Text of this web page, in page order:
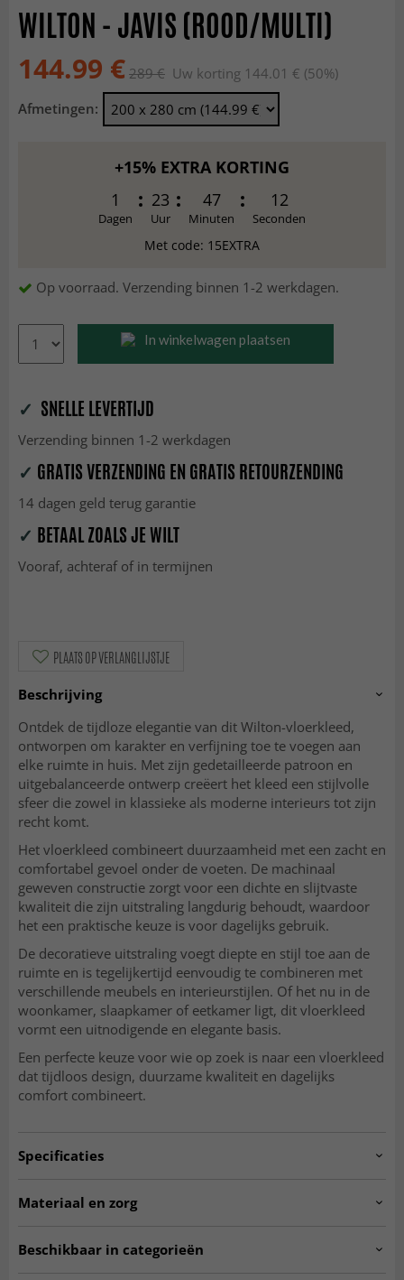
WILTON - JAVIS (ROOD/MULTI)
144.99 € 289 € Uw korting 144.01 € (50%)
Afmetingen:
+15% EXTRA KORTING
1
Dagen
23
Uur
47
Minuten
11
Seconden
Met code: 15EXTRA
Op voorraad. Verzending binnen 1-2 werkdagen.
In winkelwagen plaatsen
✓ SNELLE LEVERTIJD
Verzending binnen 1-2 werkdagen
✓ GRATIS VERZENDING EN GRATIS RETOURZENDING
14 dagen geld terug garantie
✓ BETAAL ZOALS JE WILT
Vooraf, achteraf of in termijnen
PLAATS OP VERLANGLIJSTJE
Beschrijving
Ontdek de tijdloze elegantie van dit Wilton-vloerkleed,
ontworpen om karakter en verfijning toe te voegen aan
elke ruimte in huis. Met zijn gedetailleerde patroon en
uitgebalanceerde ontwerp creëert het kleed een stijlvolle
sfeer die zowel in klassieke als moderne interieurs tot zijn
recht komt.
Het vloerkleed combineert duurzaamheid met een zacht en
comfortabel gevoel onder de voeten. De machinaal
geweven constructie zorgt voor een dichte en slijtvaste
kwaliteit die zijn uitstraling langdurig behoudt, waardoor
het een praktische keuze is voor dagelijks gebruik.
De decoratieve uitstraling voegt diepte en stijl toe aan de
ruimte en is tegelijkertijd eenvoudig te combineren met
verschillende meubels en interieurstijlen. Of het nu in de
woonkamer, slaapkamer of eetkamer ligt, dit vloerkleed
vormt een uitnodigende en elegante basis.
Een perfecte keuze voor wie op zoek is naar een vloerkleed
dat tijdloos design, duurzame kwaliteit en dagelijks
comfort combineert.
Specificaties
Materiaal en zorg
MATERIAAL
Beschikbaar in categorieën